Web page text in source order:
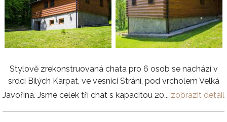
Stylově zrekonstruovaná chata pro 6 osob se nachází v
srdci Bílých Karpat, ve vesnici Strání, pod vrcholem Velká
Javořina. Jsme celek tří chat s kapacitou 20... zobrazit detail